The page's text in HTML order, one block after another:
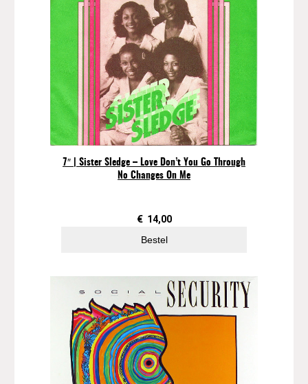
B
i
W
y
m
a
n
(
1
9
a
t
a
7″ | Sister Sledge – Love Don’t You Go Through
No Changes On Me
€ 14,00
Bestel